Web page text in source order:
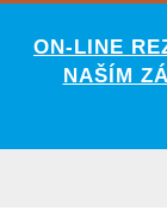
ON-LINE
NAŠÍM